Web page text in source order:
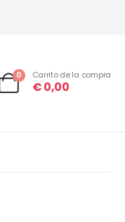
0 Carrito de la compra
€0,00